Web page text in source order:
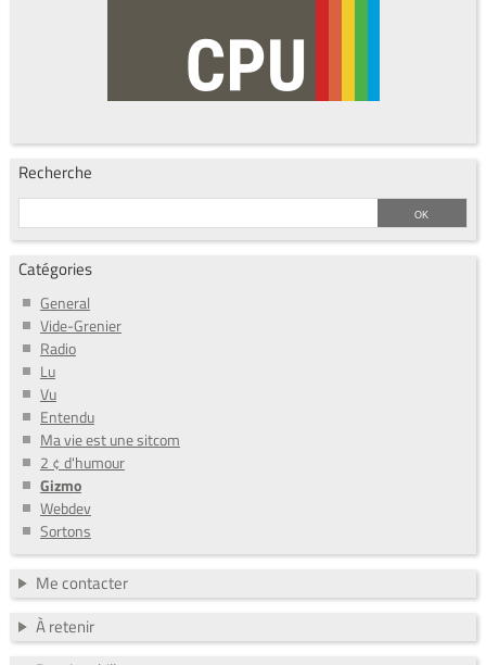
Recherche
Catégories
General
Vide-Grenier
Radio
Lu
Vu
Entendu
Ma vie est une sitcom
2 ¢ d'humour
Gizmo
Webdev
Sortons
Me contacter
À retenir